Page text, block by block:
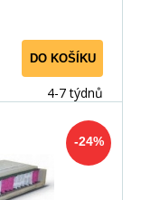
DO KOŠÍKU
4-7 týdnů
-24%